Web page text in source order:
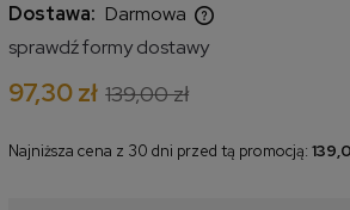
Dostawa: Darmowa
Cena nie zawiera ewentualnych
sprawdź formy dostawy
97,30 zł 139,00 zł
Najniższa cena z 30 dni przed tą promocją: